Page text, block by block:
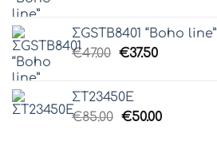
€54.99.είναι:
ΣGSTB8401 “Boho line”
€47.00 Original
€47.00.
€37.50Η
€37.50.
ΣΤ23450Ε
€85.00 Original
€50.00Η